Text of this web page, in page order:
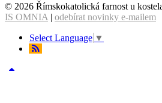
© 2026 Římskokatolická farnost u
IS OMNIA | odebírat novinky e-mailem
Select Language ▼